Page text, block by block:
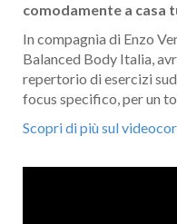
comodamente a casa
In compagnia di Enzo
Balanced Body Italia,
repertorio di esercizi
focus specifico, per un
Scopri di più sul